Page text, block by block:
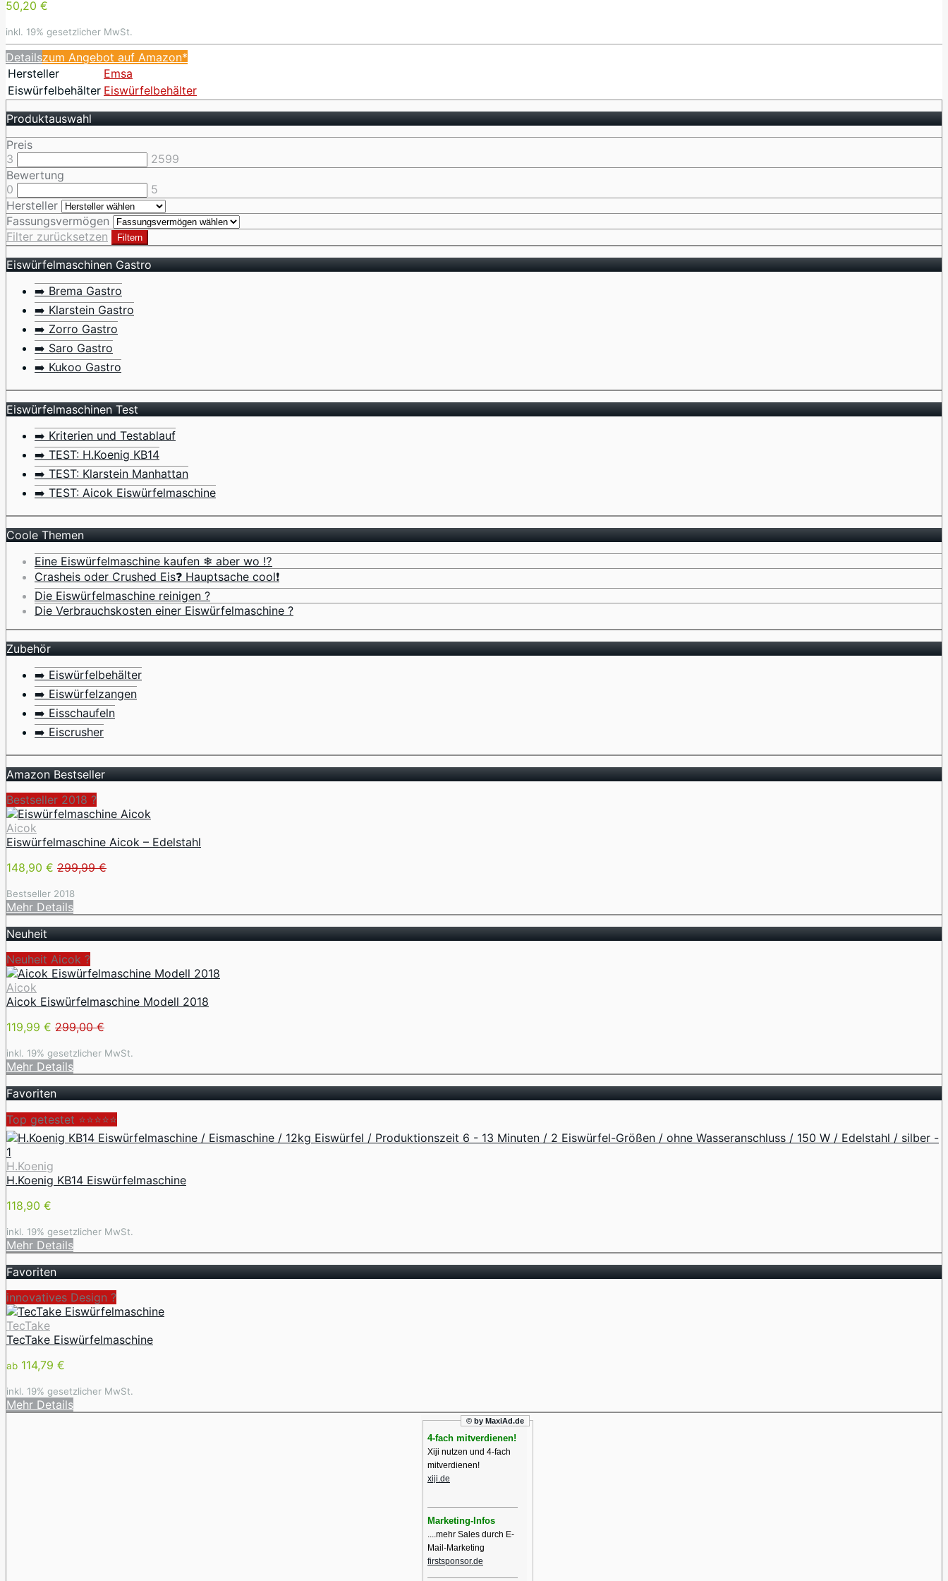
50,20 €
inkl. 19% gesetzlicher MwSt.
Detailszum Angebot auf Amazon*
Hersteller
Emsa
Eiswürfelbehälter Eiswürfelbehälter
Produktauswahl
Preis
3
2599
Bewertung
0
5
Hersteller
Fassungsvermögen
Filter zurücksetzen
Filtern
Eiswürfelmaschinen Gastro
➡️ Brema Gastro
➡️ Klarstein Gastro
➡️ Zorro Gastro
➡️ Saro Gastro
➡️ Kukoo Gastro
Eiswürfelmaschinen Test
➡️ Kriterien und Testablauf
➡️ TEST: H.Koenig KB14
➡️ TEST: Klarstein Manhattan
➡️ TEST: Aicok Eiswürfelmaschine
Coole Themen
Eine Eiswürfelmaschine kaufen ❄ aber wo ⁉️
Crasheis oder Crushed Eis❓ Hauptsache cool❗
Die Eiswürfelmaschine reinigen ?
Die Verbrauchskosten einer Eiswürfelmaschine ?
Zubehör
➡️ Eiswürfelbehälter
➡️ Eiswürfelzangen
➡️ Eisschaufeln
➡️ Eiscrusher
Amazon Bestseller
Bestseller 2018 ?
Aicok
Eiswürfelmaschine Aicok – Edelstahl
148,90 € 299,99 €
Bestseller 2018
Mehr Details
Neuheit
Neuheit Aicok ?
Aicok
Aicok Eiswürfelmaschine Modell 2018
119,99 € 299,00 €
inkl. 19% gesetzlicher MwSt.
Mehr Details
Favoriten
Top getestet ⭐⭐⭐⭐⭐
H.Koenig
H.Koenig KB14 Eiswürfelmaschine
118,90 €
inkl. 19% gesetzlicher MwSt.
Mehr Details
Favoriten
innovatives Design ️?
TecTake
TecTake Eiswürfelmaschine
ab 114,79 €
inkl. 19% gesetzlicher MwSt.
Mehr Details
© by MaxiAd.de
4-fach mitverdienen!
Xiji nutzen und 4-fach
mitverdienen!
xiji.de
Marketing-Infos
....mehr Sales durch E-
Mail-Marketing
firstsponsor.de